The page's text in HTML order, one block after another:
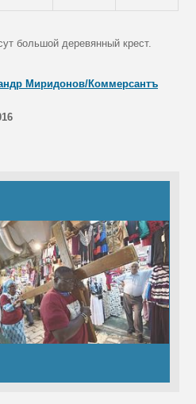
большой деревянный крест.
Миридонов/Коммерсантъ